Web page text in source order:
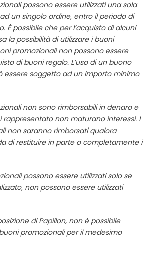
possono essere utilizzati una sola
un singolo ordine, entro il periodo di
È possibile che per l’acquisto di alcuni
la possibilità di utilizzare i buoni
promozionali non possono essere
di buoni regalo. L’uso di un buono
essere soggetto ad un importo minimo
non sono rimborsabili in denaro e
rappresentato non maturano interessi. I
non saranno rimborsati qualora
di restituire in parte o completamente i
possono essere utilizzati solo se
non possono essere utilizzati
di Papillon, non è possibile
promozionali per il medesimo